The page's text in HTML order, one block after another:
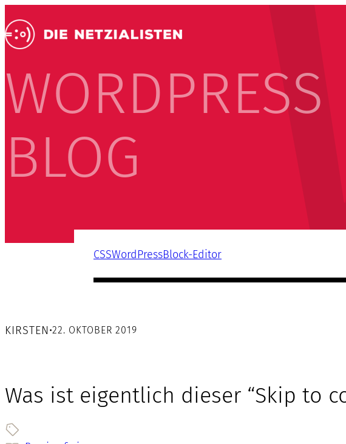
WORDPRESS
BLOG
CSSWordPressBlock-Editor
KIRSTEN•22. OKTOBER 2019
Was ist eigentlich dieser “Skip to